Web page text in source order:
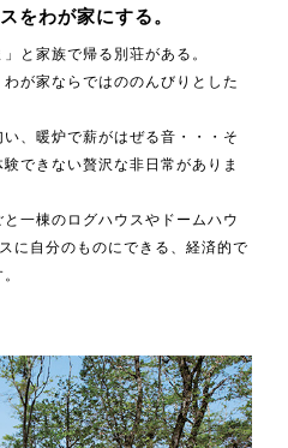
をわが家にする。
と家族で帰る別荘がある。
が家ならではののんびりとした
、暖炉で薪がはぜる音・・・そ
できない贅沢な非日常がありま
と一棟のログハウスやドームハウ
に自分のものにできる、経済的で